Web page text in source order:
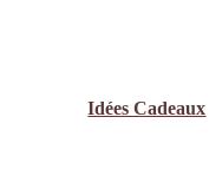
Idées Cadeaux